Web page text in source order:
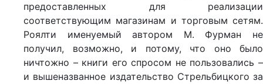
предоставленных для реализации
соответствующим магазинам и торговым сетям.
Роялти именуемый автором М. Фурман не
получил, возможно, и потому, что оно было
ничтожно – книги его спросом не пользовались –
и вышеназванное издательство Стрельбицкого за